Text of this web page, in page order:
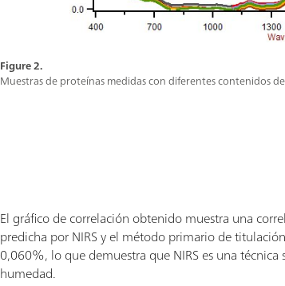
Figure 2.
Muestras de proteínas medidas con diferentes contenidos
El gráfico de correlación obtenido muestra una
predicha por NIRS y el método primario de
0,060%, lo que demuestra que NIRS es una
humedad.